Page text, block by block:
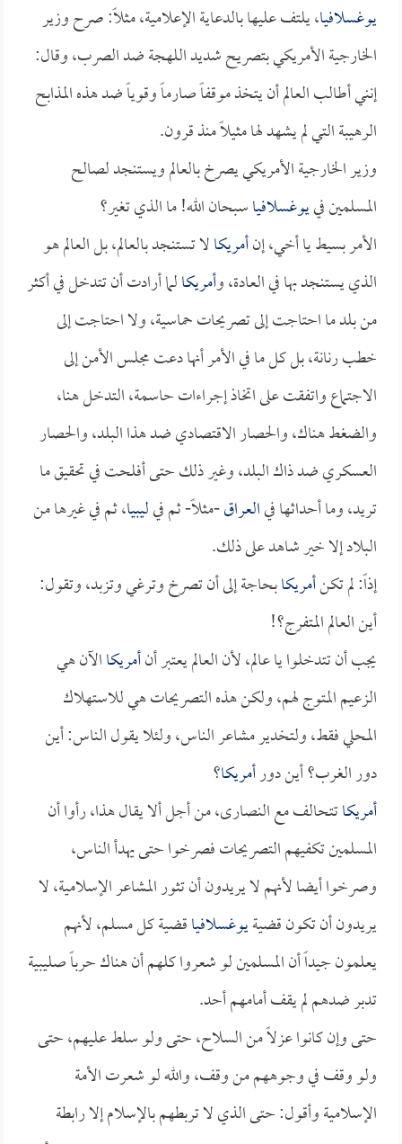
يوغسلافيا، يلتف عليها بالدعاية الإعلامية، مثلاً: صرح وزير
الخارجية الأمريكي بتصريح شديد اللهجة ضد الصرب، وقال:
إنني أطالب العالم أن يتخذ موقفاً صارماً وقوياً ضد هذه المذابح
الرهيبة التي لم يشهد لها مثيلاً منذ قرون.
وزير الخارجية الأمريكي يصرخ بالعالم ويستنجد لصالح
المسلمين فييوغسلافياسبحان الله! ما الذي تغير؟
الأمر بسيط يا أخي، إنأمريكالا تستنجد بالعالم، بل العالم هو
الذي يستنجد بها في العادة، وأمريكالما أرادت أن تتدخل في أكثر
من بلد ما احتاجت إلى تصريحات حماسية، ولا احتاجت إلى
خطب رنانة، بل كل ما في الأمر أنها دعت مجلس الأمن إلى
الاجتماع واتفقت على اتخاذ إجراءات حاسمة، التدخل هنا،
والضغط هناك، والحصار الاقتصادي ضد هذا البلد، والحصار
العسكري ضد ذاك البلد، وغير ذلك حتى أفلحت في تحقيق ما
تريد، وما أحداثها فيالعراق-مثلاً- ثم فيليبيا، ثم في غيرها من
البلاد إلا خير شاهد على ذلك.
إذاً: لم تكنأمريكابحاجة إلى أن تصرخ وترغي وتزبد، وتقول:
أين العالم المتفرج؟!
يجب أن تتدخلوا يا عالم، لأن العالم يعتبر أنأمريكاالآن هي
الزعيم المتوج لهم، ولكن هذه التصريحات هي للاستهلاك
المحلي فقط، ولتخدير مشاعر الناس، ولئلا يقول الناس: أين
دور الغرب؟ أين دورأمريكا؟
أمريكاتتحالف مع النصارى، من أجل ألا يقال هذا، رأوا أن
المسلمين تكفيهم التصريحات فصرخوا حتى يهدأ الناس،
وصرخوا أيضا لأنهم لا يريدون أن تثور المشاعر الإسلامية، لا
يريدون أن تكون قضيةيوغسلافياقضية كل مسلم، لأنهم
يعلمون جيداً أن المسلمين لو شعروا كلهم أن هناك حرباً صليبية
تدبر ضدهم لم يقف أمامهم أحد.
حتى وإن كانوا عزلاً من السلاح، حتى ولو سلط عليهم، حتى
ولو وقف في وجوههم من وقف، والله لو شعرت الأمة
الإسلامية وأقول: حتى الذي لا تربطهم بالإسلام إلا رابطة